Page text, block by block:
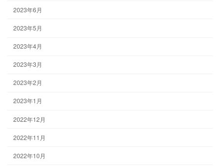
2023年6月
2023年5月
2023年4月
2023年3月
2023年2月
2023年1月
2022年12月
2022年11月
2022年10月